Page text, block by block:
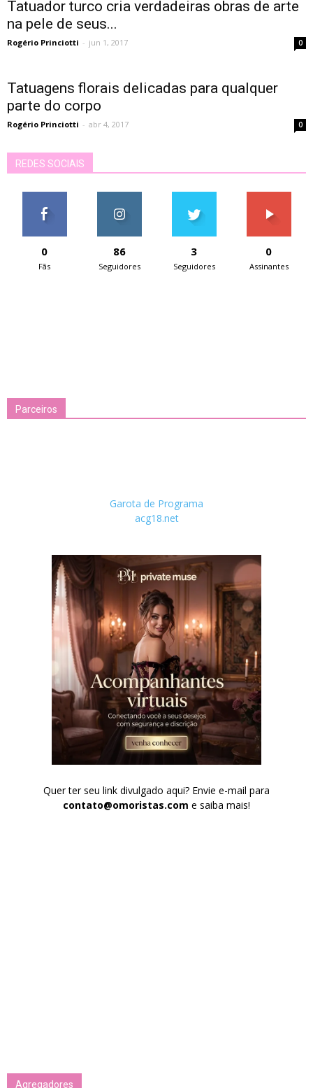
Tatuador turco cria verdadeiras obras de arte
na pele de seus...
Rogério Princiotti - jun 1, 2017 0
Tatuagens florais delicadas para qualquer
parte do corpo
Rogério Princiotti - abr 4, 2017 0
REDES SOCIAIS
0
Fãs
86
Seguidores
3
Seguidores
0
Assinantes
Parceiros
Garota de Programa
acg18.net
Quer ter seu link divulgado aqui? Envie e-mail para
contato@omoristas.com e saiba mais!
Agregadores